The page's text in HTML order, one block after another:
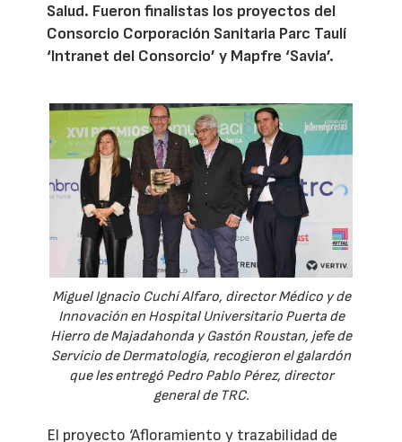
Salud. Fueron finalistas los proyectos del
Consorcio Corporación Sanitaria Parc Taulí
‘Intranet del Consorcio’ y Mapfre ‘Savia’.
Miguel Ignacio Cuchí Alfaro, director Médico y de
Innovación en Hospital Universitario Puerta de
Hierro de Majadahonda y Gastón Roustan, jefe de
Servicio de Dermatología, recogieron el galardón
que les entregó Pedro Pablo Pérez, director
general de TRC.
El proyecto ‘Afloramiento y trazabilidad de